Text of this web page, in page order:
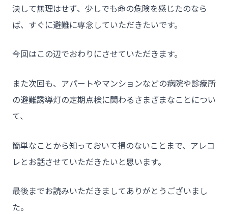
決して無理はせず、少しでも命の危険を感じたのなら
ば、すぐに避難に専念していただきたいです。
今回はこの辺でおわりにさせていただきます。
また次回も、アパートやマンションなどの病院や診療所
の避難誘導灯の定期点検に関わるさまざまなことについ
て、
簡単なことから知っておいて損のないことまで、アレコ
レとお話させていただきたいと思います。
最後までお読みいただきましてありがとうございまし
た。